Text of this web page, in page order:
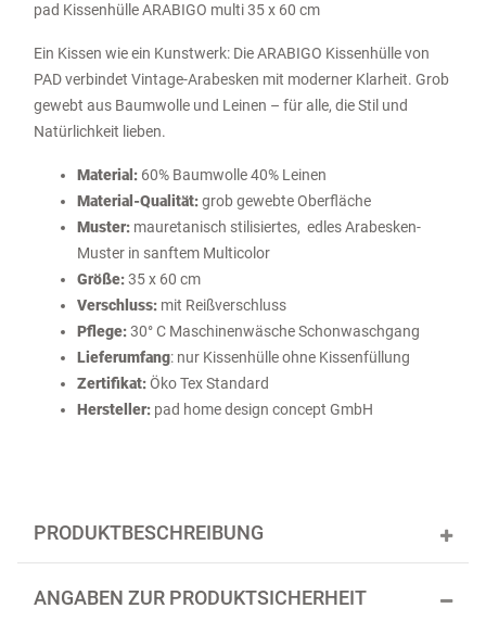
pad Kissenhülle ARABIGO multi 35 x 60 cm
Ein Kissen wie ein Kunstwerk: Die ARABIGO Kissenhülle von
PAD verbindet Vintage-Arabesken mit moderner Klarheit. Grob
gewebt aus Baumwolle und Leinen – für alle, die Stil und
Natürlichkeit lieben.
Material: 60% Baumwolle 40% Leinen
Material-Qualität:grob gewebte Oberfläche
Muster: mauretanisch stilisiertes, edles Arabesken-
Muster in sanftem Multicolor
Größe:35 x 60 cm
Verschluss: mit Reißverschluss
Pflege:30° C Maschinenwäsche Schonwaschgang
Lieferumfang: nur Kissenhülle ohne Kissenfüllung
Zertifikat:Öko Tex Standard
Hersteller: pad home design concept GmbH
PRODUKTBESCHREIBUNG
ANGABEN ZUR PRODUKTSICHERHEIT